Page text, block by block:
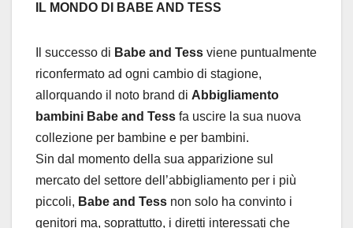
IL MONDO DI BABE AND TESS
Il successo di Babe and Tess viene puntualmente
riconfermato ad ogni cambio di stagione,
allorquando il noto brand di Abbigliamento
bambini Babe and Tess fa uscire la sua nuova
collezione per bambine e per bambini.
Sin dal momento della sua apparizione sul
mercato del settore dell’abbigliamento per i più
piccoli, Babe and Tess non solo ha convinto i
genitori ma, soprattutto, i diretti interessati che